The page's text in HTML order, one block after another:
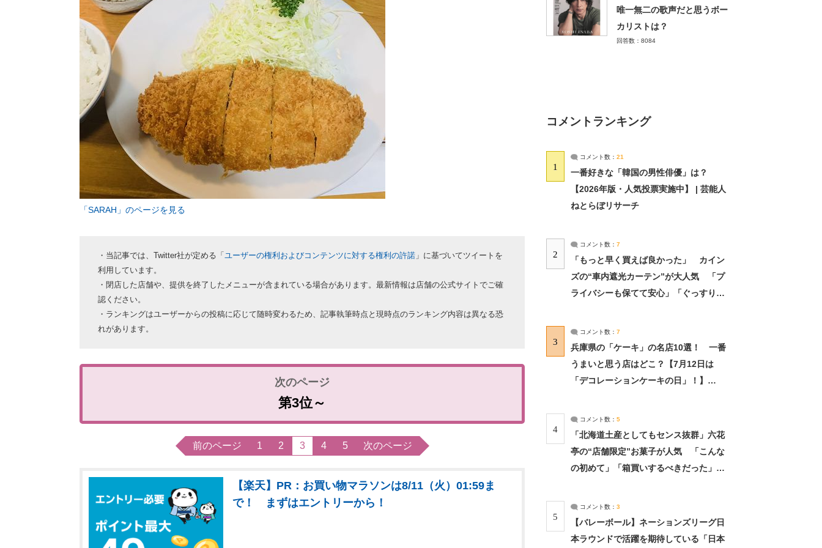
「SARAH」のページを見る
・当記事では、Twitter社が定める「 ユーザーの権利およびコンテンツに対する権利の許諾 」に基づいてツイートを
利用しています。
・閉店した店舗や、提供を終了したメニューが含まれている場合があります。最新情報は店舗の公式サイトでご確
認ください。
・ランキングはユーザーからの投稿に応じて随時変わるため、記事執筆時点と現時点のランキング内容は異なる恐
れがあります。
第3位～
前のページ 1 2 3 4 5 次のページ
【楽天】PR：お買い物マラソンは8/11（火）01:59ま
で！ まずはエントリーから！
唯一無二の歌声だと思うボー
カリストは？
回答数：8084
コメントランキング
1
コメント数： 21
一番好きな「韓国の男性俳優」は？
【2026年版・人気投票実施中】 | 芸能人
ねとらぼリサーチ
2
コメント数： 7
「もっと早く買えば良かった」 カイン
ズの“車内遮光カーテン”が大人気 「プ
ライバシーも保てて安心」「ぐっすり眠
3
コメント数： 7
兵庫県の「ケーキ」の名店10選！ 一番
うまいと思う店はどこ？【7月12日は
「デコレーションケーキの日」！】
4
コメント数： 5
「北海道土産としてもセンス抜群」六花
亭の“店舗限定”お菓子が人気 「こんな
の初めて」「箱買いするべきだった」
5
コメント数： 3
【バレーボール】ネーションズリーグ日
本ラウンドで活躍を期待している「日本